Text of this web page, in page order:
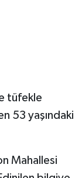
tüfekle
53 yaşındaki
Mahallesi